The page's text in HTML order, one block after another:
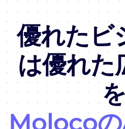
優れたビ
は優れた
を
Moloco